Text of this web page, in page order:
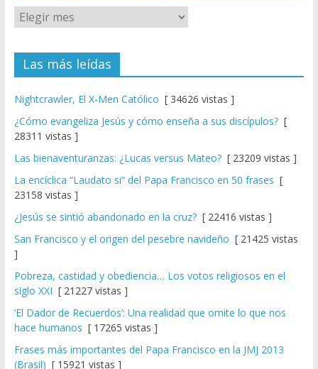
Las más leídas
Nightcrawler, El X-Men Católico [ 34626 vistas ]
¿Cómo evangeliza Jesús y cómo enseña a sus discípulos?[
28311 vistas ]
Las bienaventuranzas: ¿Lucas versus Mateo?[ 23209 vistas ]
La encíclica “Laudato si” del Papa Francisco en 50 frases [
23158 vistas ]
¿Jesús se sintió abandonado en la cruz?[ 22416 vistas ]
San Francisco y el origen del pesebre navideño [ 21425 vistas
]
Pobreza, castidad y obediencia… Los votos religiosos en el
siglo XXI [ 21227 vistas ]
‘El Dador de Recuerdos’: Una realidad que omite lo que nos
hace humanos [ 17265 vistas ]
Frases más importantes del Papa Francisco en la JMJ 2013
(Brasil) [ 15921 vistas ]